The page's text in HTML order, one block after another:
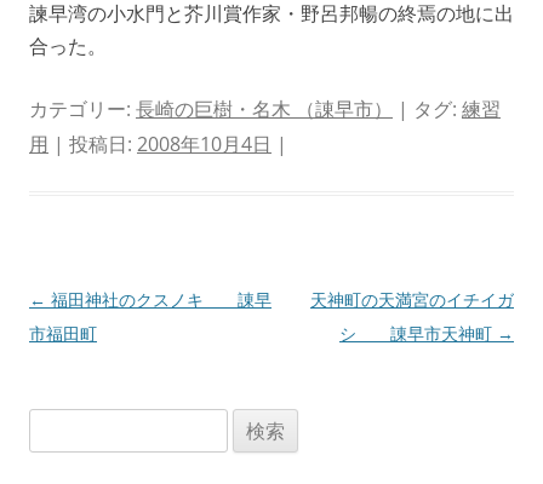
諫早湾の小水門と芥川賞作家・野呂邦暢の終焉の地に出
合った。
カテゴリー: 長崎の巨樹・名木 （諌早市） | タグ: 練習
用 | 投稿日: 2008年10月4日 |
投
稿
← 福田神社のクスノキ 諌早
市福田町
天神町の天満宮のイチイガ
シ 諌早市天神町 →
索: